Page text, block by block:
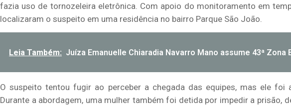
fazia uso de tornozeleira eletrônica. Com apoio do monitoramento em
localizaram o suspeito em uma residência no bairro Parque São João.
Leia Também: Juíza Emanuelle Chiaradia Navarro Mano assume 43ª Zona
O suspeito tentou fugir ao perceber a chegada das equipes, mas ele foi
Durante a abordagem, uma mulher também foi detida por impedir a prisão,